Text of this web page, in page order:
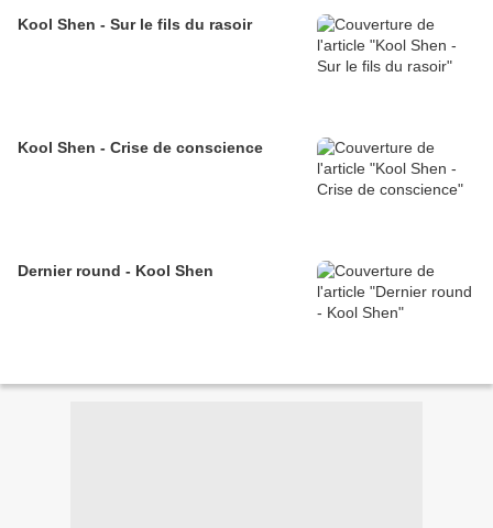
Kool Shen - Sur le fils du rasoir
Kool Shen - Crise de conscience
Dernier round - Kool Shen